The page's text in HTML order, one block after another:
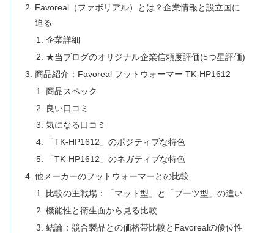
Favoreal（ファボリアル）とは？企業情報と設立国に
迫る
企業詳細
★当ブログのオリジナル企業信頼度評価(5つ星評価)
商品紹介：Favoreal フットウォーマー TK-HP1612
商品スペック
良い口コミ
気になる口コミ
「TK-HP1612」のポジティブな特色
「TK-HP1612」のネガティブな特色
他メーカーのフットウォーマーとの比較
比較の主戦場：「マット型」と「ブーツ型」の違い
機能性と衛生面から見る比較
結論：競合製品との価格帯比較とFavorealの優位性